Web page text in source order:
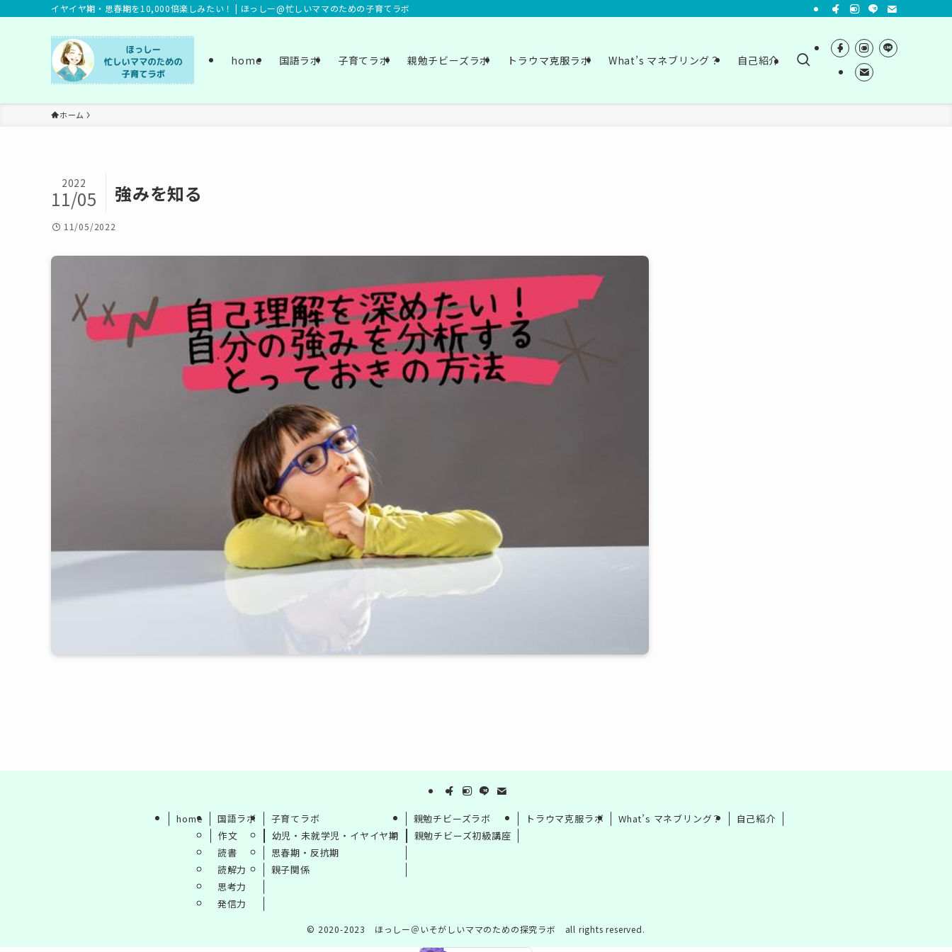
イヤイヤ期・思春期を10,000倍楽しみたい！ | ほっしー@忙しいママのための子育てラボ
home 国語ラボ 子育てラボ 親勉チビーズラボ トラウマ克服ラボ What’s マネブリング？ 自己紹介
ホーム
強みを知る
2022
11/05
11/05/2022
home
国語ラボ
作文
読書
読解力
思考力
発信力
子育てラボ
幼児・未就学児・イヤイヤ期
思春期・反抗期
親子関係
親勉チビーズラボ
親勉チビーズ初級講座
トラウマ克服ラボ What’s マネブリング？ 自己紹介
© 2020-2023 ほっしー＠いそがしいママのための探究ラボ all rights reserved.